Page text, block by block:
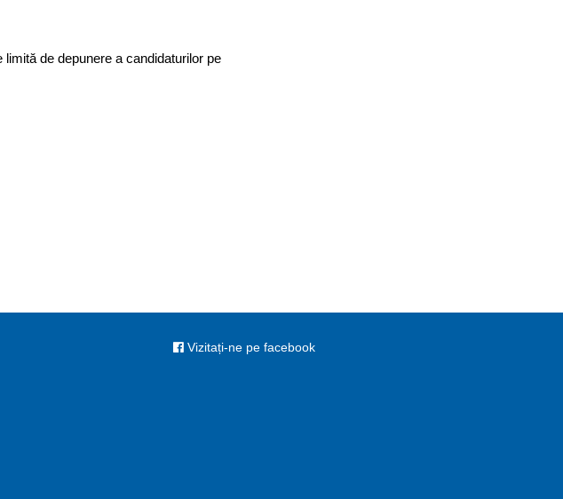
de depunere a candidaturilor pe
Vizitați-ne pe facebook